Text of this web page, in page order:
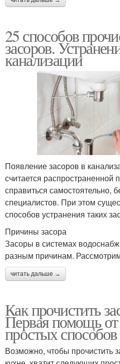
25 способов
засоров.
канализации
Появление засоров в
считается
справиться самостоятельно,
специалистов. При этом
способов устранения таких
Причины засора
Засоры в системах
разным причинам.
читать дальше →
Как прочистить
Первая помощь от
простых способов
Возможно, чтобы прочистить